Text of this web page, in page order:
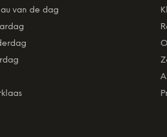
van de dag